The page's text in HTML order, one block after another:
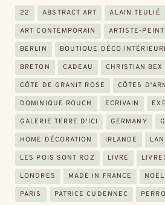
22 ABSTRACT ART ALAIN TEULIÉ
ART CONTEMPORAIN ARTISTE-
BERLIN BOUTIQUE DÉCO
BRETON CADEAU CHRISTIAN BEX
CÔTE DE GRANIT ROSE CÔTES
DOMINIQUE ROUCH ECRIVAIN
GALERIE TERRE D'ICI GERMANY
HOME DÉCORATION IRLANDE
LES POIS SONT ROZ LIVRE
LONDRES MADE IN FRANCE NOËL
PARIS PATRICE CUDENNEC